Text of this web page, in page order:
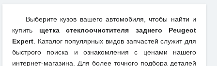
Выберите кузов вашего автомобиля, чтобы найти и
купить щетка стеклоочистителя заднего Peugeot
Expert . Каталог популярных видов запчастей служит для
быстрого поиска и ознакомления с ценами нашего
интернет-магазина. Для более точного подбора деталей